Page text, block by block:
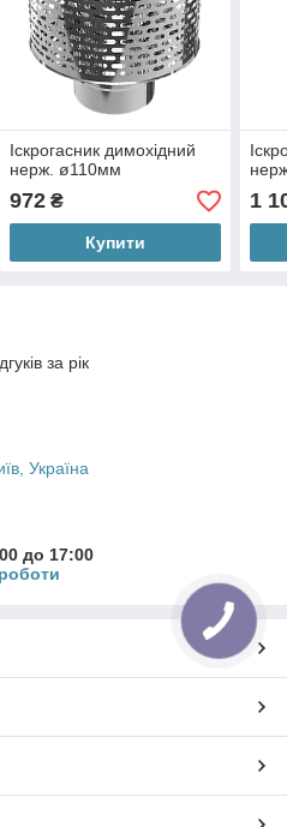
Іскрогасник димохідний
нерж. ø110мм
972₴
Купити
1
за рік
Україна
до 17:00